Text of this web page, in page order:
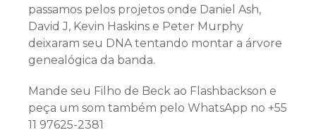
passamos pelos projetos onde Daniel Ash,
David J, Kevin Haskins e Peter Murphy
deixaram seu DNA tentando montar a árvore
genealógica da banda.
Mande seu Filho de Beck ao Flashbackson e
peça um som também pelo WhatsApp no +55
11 97625-2381